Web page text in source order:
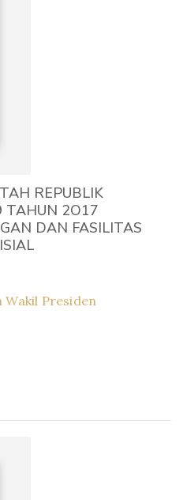
REPUBLIK
TAHUN 2O17
DAN FASILITAS
Wakil Presiden